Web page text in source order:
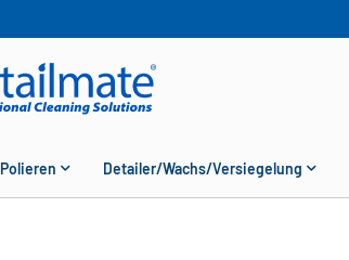
Polieren Detailer/Wachs/Versiegelung